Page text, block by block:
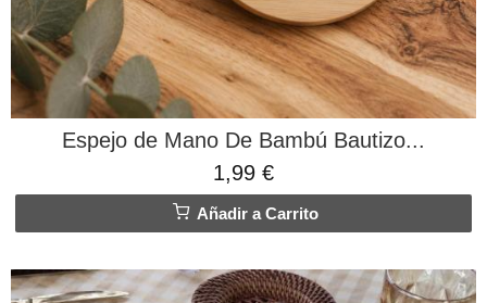
Espejo de Mano De Bambú Bautizo...
1,99 €
Añadir a Carrito